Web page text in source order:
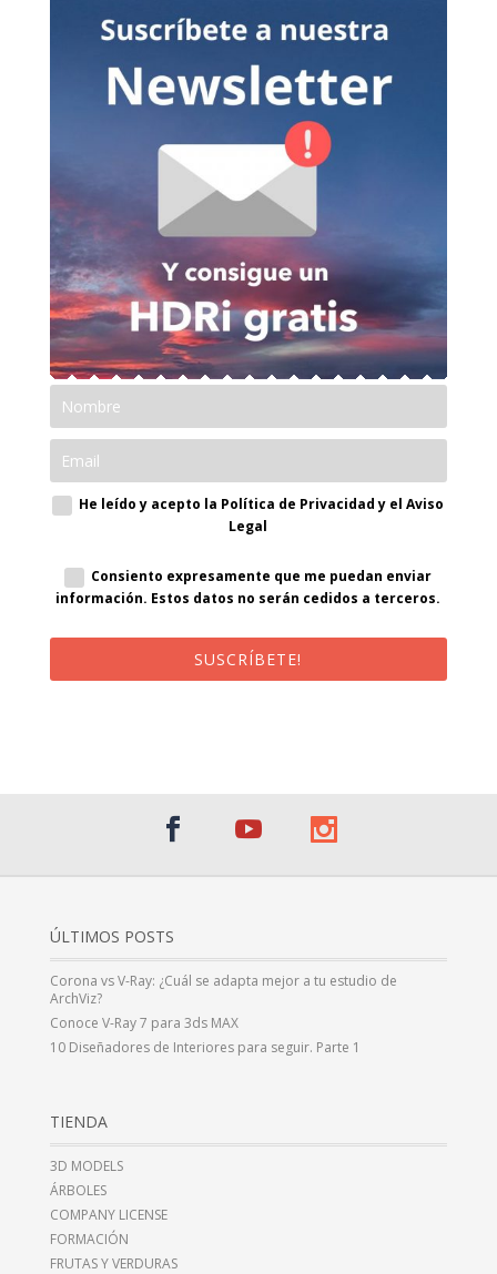
He leído y acepto la Política de Privacidad y el Aviso
Legal
Consiento expresamente que me puedan enviar
información. Estos datos no serán cedidos a terceros.
SUSCRÍBETE!
ÚLTIMOS POSTS
Corona vs V-Ray: ¿Cuál se adapta mejor a tu estudio de
ArchViz?
Conoce V-Ray 7 para 3ds MAX
10 Diseñadores de Interiores para seguir. Parte 1
TIENDA
3D MODELS
ÁRBOLES
COMPANY LICENSE
FORMACIÓN
FRUTAS Y VERDURAS